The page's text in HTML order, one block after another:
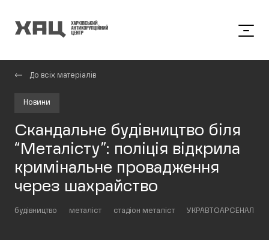
До всіх матеріалів
Новини
Скандальне будівництво біля
“Металісту”: поліція відкрила
кримінальне провадження
через шахрайство
будівництво металіст стадіон металіст УКРАВТОАРСЕНАЛ